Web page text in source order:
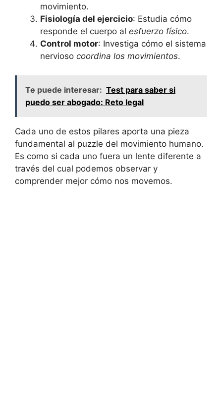
movimiento.
Fisiología del ejercicio: Estudia cómo
responde el cuerpo al esfuerzo físico.
Control motor: Investiga cómo el sistema
nervioso coordina los movimientos.
Te puede interesar: Test para saber si
puedo ser abogado: Reto legal
Cada uno de estos pilares aporta una pieza
fundamental al puzzle del movimiento humano.
Es como si cada uno fuera un lente diferente a
través del cual podemos observar y
comprender mejor cómo nos movemos.